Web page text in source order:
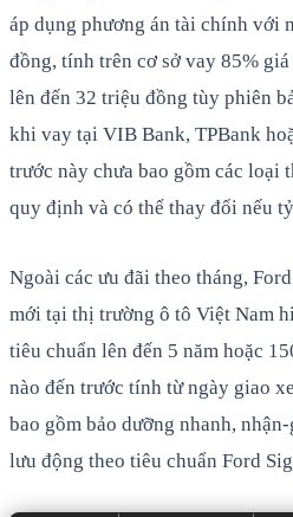
áp dụng phương án tài chính với
đồng, tính trên cơ sở vay 85%
lên đến 32 triệu đồng tùy phiên
khi vay tại VIB Bank, TPBank
trước này chưa bao gồm các loại
quy định và có thể thay đổi nếu
Ngoài các ưu đãi theo tháng,
mới tại thị trường ô tô Việt Nam
tiêu chuẩn lên đến 5 năm hoặc
nào đến trước tính từ ngày giao
bao gồm bảo dưỡng nhanh,
lưu động theo tiêu chuẩn Ford